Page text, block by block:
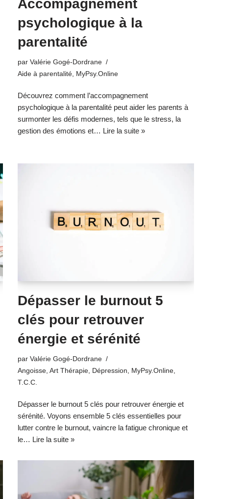
Accompagnement
psychologique à la
parentalité
par Valérie Gogé-Dordrane
Aide à parentalité, MyPsy.Online
Découvrez comment l’accompagnement
psychologique à la parentalité peut aider les parents à
surmonter les défis modernes, tels que le stress, la
gestion des émotions et… Lire la suite »
Dépasser le burnout 5
clés pour retrouver
énergie et sérénité
par Valérie Gogé-Dordrane
Angoisse, Art Thérapie, Dépression, MyPsy.Online,
T.C.C.
Dépasser le burnout 5 clés pour retrouver énergie et
sérénité. Voyons ensemble 5 clés essentielles pour
lutter contre le burnout, vaincre la fatigue chronique et
le… Lire la suite »